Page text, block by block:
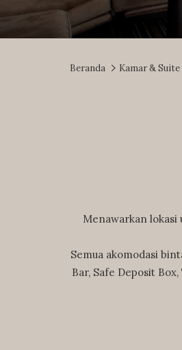
Beranda Kamar & Suite
Menawarkan lokasi
Semua akomodasi
Bar, Safe Deposit